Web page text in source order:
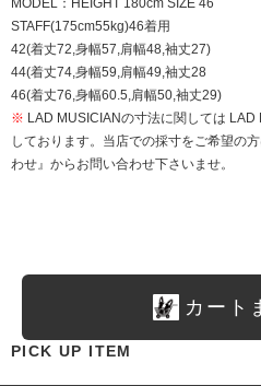
MODEL：HEIGHT 180cm SIZE 46
STAFF(175cm55kg)46着用
42(着丈72,身幅57,肩幅48,袖丈27)
44(着丈74,身幅59,肩幅49,袖丈28
46(着丈76,身幅60.5,肩幅50,袖丈29)
※ LAD MUSICIANの寸法に関しては
しております。当店での採寸をご希望の
わせ』からお問い合わせ下さいませ。
カート
PICK UP ITEM